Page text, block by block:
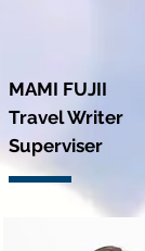
MAMI FUJII
​Travel Writer
Superviser